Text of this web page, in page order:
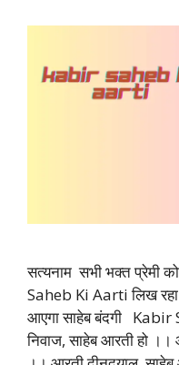
सत्यनाम सभी भक्त प्रेमी
Saheb Ki Aarti लिख
आएगा साहेब बंदगी
निवाज, साहेब आरती हो ।।